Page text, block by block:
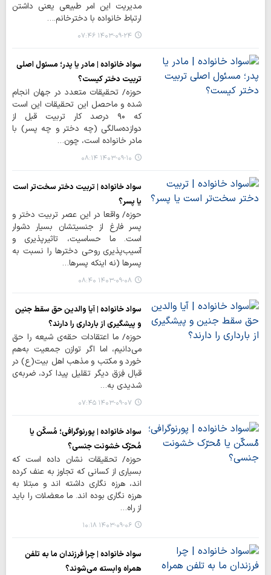
مدیریت این امر طبیعی یعنی داشتن
ارتباط خانواده با دخترخانم.…
۱۴۰۳-۰۹-۲۴ ۰۷:۴۶
سواد خانواده | مادر یا پدر؛ مسئول اصلی
تربیت دختر کیست؟
حوزه/ تحقیقات متعدد در جهان انجام
شده و ماحصل این تحقیقات این است
که ۹۰ درصد کار تربیت قبل از
دوازده‎‌سالگی (چه دختر و چه پسر) با
مادر خانواده است، چون…
۱۴۰۳-۰۹-۱۰ ۰۸:۱۴
سواد خانواده | تربیت دختر سخت‌تر است
یا پسر؟
حوزه/ واقعا در این عصر تربیت دختر و
پسر فارغ از جنسیتشان بسیار دشوار
است. ما حساسیت، تاثیرپذیری و
آسیب‎‌پذیری روحی دخترها را نسبت به
پسرها (نه اینکه پسرها…
۱۴۰۳-۰۹-۰۸ ۰۸:۴۰
سواد خانواده | آیا والدین حق سقط جنین
و پیشگیری از بارداری را دارند؟
حوزه/ ما اعتقادات حقه‌ی شیعه را حق
می‌دانیم، اما اگر توازن جمعیت به‌هم
خورد و مکتب و مذهب اهل بیت(ع) در
قبال فِرَق دیگر تقلیل پیدا کرد، ضربه‌ی
شدیدی به…
۱۴۰۳-۰۹-۰۷ ۰۷:۴۵
سواد خانواده | پورنوگرافی؛ مُسکّن یا
مُحرّک خشونت جنسی؟
حوزه/ تحقیقات نشان داده است که
بسیاری از کسانی که تجاوز به عنف کرده
اند، هرزه نگاری داشته اند و مبتلا به
هرزه نگاری بوده اند. ما معضلات را باید
از راه…
۱۴۰۳-۰۹-۰۶ ۱۰:۱۸
سواد خانواده | چرا فرزندان ما به تلفن
همراه وابسته می‌شوند؟